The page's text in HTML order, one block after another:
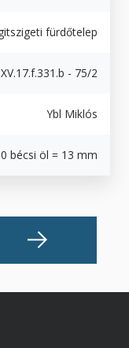
fürdőtelep
- 75/2
Ybl Miklós
bécsi öl = 13 mm